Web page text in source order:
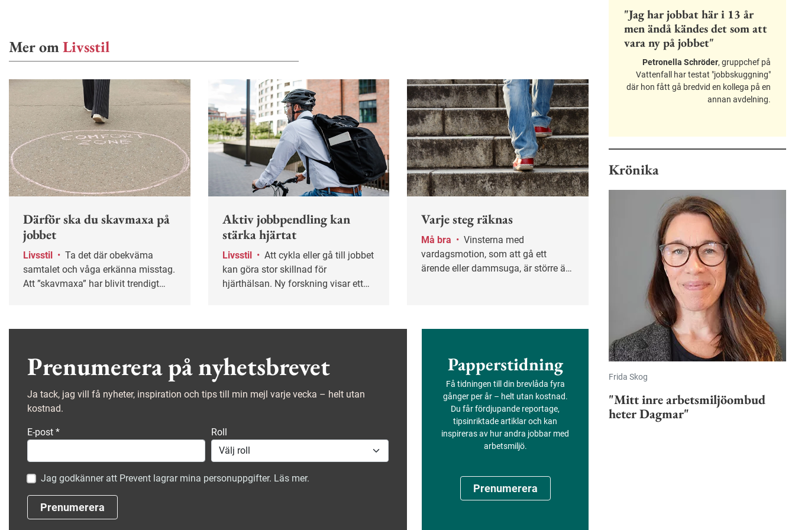
Mer omLivsstil
Därför ska du skavmaxa på
jobbet
Livsstil •
samtalet och våga erkänna misstag.
Att ”skavmaxa” har blivit trendigt
mer obehag på jobbet.
Aktiv jobbpendling kan
stärka hjärtat
Livsstil •
kan göra stor skillnad för
hjärthälsan. Ny forskning visar ett
åderförkalkning – även hos
fritiden.
Varje steg räknas
Må bra • Vinsterna med
vardagsmotion, som att gå ett
ärende eller dammsuga, är större än
Prenumerera på nyhetsbrevet
Ja tack, jag vill få nyheter, inspiration och tips till min mejl varje vecka – helt utan
kostnad.
E-post * Roll
Jag godkänner att Prevent lagrar mina personuppgifter. Läs mer.
Prenumerera
Papperstidning
Få tidningen till din brevlåda fyra
gånger per år – helt utan kostnad.
Du får fördjupande reportage,
tipsinriktade artiklar och kan
inspireras av hur andra jobbar med
arbetsmiljö.
Prenumerera
"Jag har jobbat här i 13 år
men ändå kändes det som att
vara ny på jobbet"
Petronella Schröder, gruppchef på
Vattenfall har testat "jobbskuggning"
där hon fått gå bredvid en kollega på en
annan avdelning.
Krönika
Frida Skog
"Mitt inre arbetsmiljöombud
heter Dagmar"